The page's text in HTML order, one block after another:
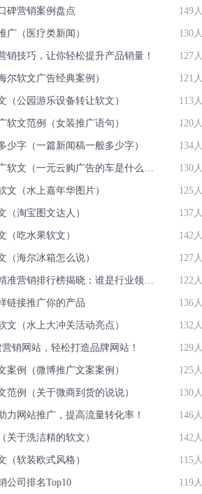
碑营销案例盘点 149
广（医疗类新闻） 130
销技巧，让你轻松提升产品销量！ 127
尔软文广告经典案例） 121
（公园游乐设备转让软文） 113
软文范例（女装推广语句） 120
少字（一篇新闻稿一般多少字） 134
一元云购推广软文（一元云购广告的车是什么牌子） 130
文（水上嘉年华图片） 125
（淘宝图文达人） 137
（吃水果软文） 142
（海尔冰箱怎么说） 127
2021年网络精准营销排行榜揭晓：谁是行业领袖？ 122
链接推广你的产品 136
文（水上大冲关活动亮点） 132
销网站，轻松打造品牌网站！ 129
案例（微博推广文案案例） 125
范例（关于微商到货的说说） 130
力网站推广，提高流量转化率！ 146
关于洗洁精的软文） 142
（软装欧式风格） 115
公司排名Top10 119